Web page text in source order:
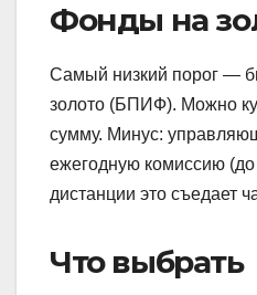
Фонды на
Самый низкий порог —
золото (БПИФ). Можно
сумму. Минус:
ежегодную комиссию
дистанции это съедает
Что выбрать